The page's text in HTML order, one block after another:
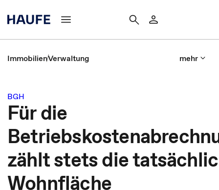
ImmobilienVerwaltung mehr
BGH
Für die
zählt stets die
Wohnfläche